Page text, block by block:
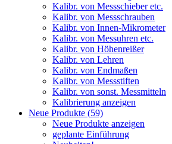
Kalibr. von Messschieber etc.
Kalibr. von Messschrauben
Kalibr. von Innen-Mikrometer
Kalibr. von Messuhren etc.
Kalibr. von Höhenreißer
Kalibr. von Lehren
Kalibr. von Endmaßen
Kalibr. von Messstiften
Kalibr. von sonst. Messmitteln
Kalibrierung anzeigen
Neue Produkte (59)
Neue Produkte anzeigen
geplante Einführung